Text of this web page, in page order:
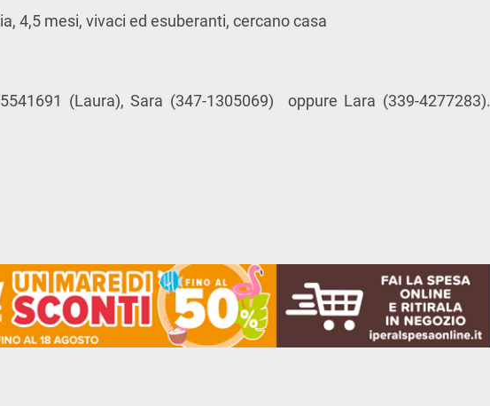
4,5 mesi, vivaci ed esuberanti, cercano casa
(Laura), Sara (347-1305069) oppure Lara (339-4277283).